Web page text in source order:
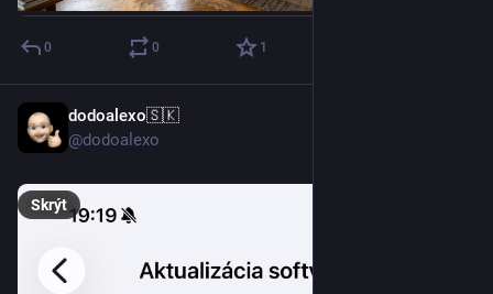
0 0 1
dodoalexo🇸🇰
@dodoalexo
Skrýt